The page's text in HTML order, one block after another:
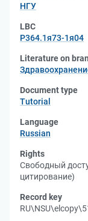
НГУ
LBC
Р364.1я73-1я04
Literature on
Document type
Tutorial
Language
Russian
Rights
Свободный
цитирование)
Record key